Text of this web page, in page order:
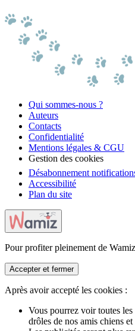
Qui sommes-nous ?
Auteurs
Contacts
Confidentialité
Mentions légales & CGU
Gestion des cookies
Désabonnement
Accessibilité
Plan du site
Pour profiter pleinement de
Accepter et fermer
Après avoir accepté les cookies :
Vous pourrez voir toutes
drôles de nos amis chiens et